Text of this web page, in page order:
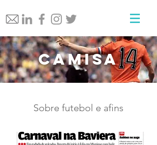
Camisa
Sobre futebol e afins